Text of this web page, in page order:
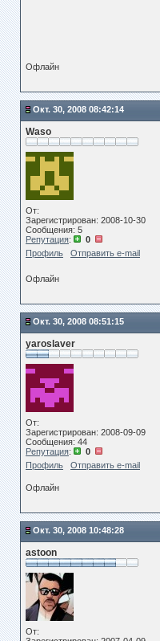
Офлайн
Окт. 30, 2008 08:42:14
Waso
От:
Зарегистрирован: 2008-10-30
Сообщения: 5
Репутация:
0
Профиль
Отправить e-mail
Офлайн
Окт. 30, 2008 08:51:15
yaroslaver
От:
Зарегистрирован: 2008-09-09
Сообщения: 44
Репутация:
0
Профиль
Отправить e-mail
Офлайн
Окт. 30, 2008 10:48:28
astoon
От: